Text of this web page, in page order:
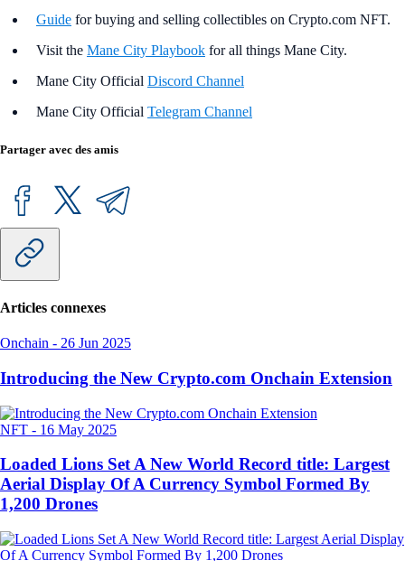
Guide for buying and selling collectibles on Crypto.com NFT.
Visit the Mane City Playbook for all things Mane City.
Mane City Official Discord Channel
Mane City Official Telegram Channel
Partager avec des amis
Articles connexes
Onchain - 26 Jun 2025
Introducing the New Crypto.com Onchain Extension
NFT - 16 May 2025
Loaded Lions Set A New World Record title: Largest
Aerial Display Of A Currency Symbol Formed By
1,200 Drones